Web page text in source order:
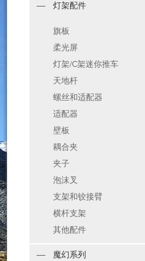
灯架配件
旗板
柔光屏
灯架/C架迷你推车
天地杆
螺丝和适配器
适配器
壁板
耦合夹
夹子
泡沫叉
支架和铰接臂
横杆支架
其他配件
魔幻系列